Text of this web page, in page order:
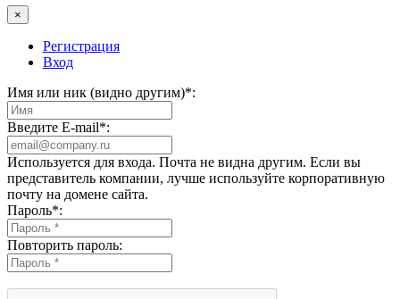
×
Регистрация
Вход
Имя или ник (видно другим)*:
Введите E-mail*:
Используется для входа. Почта не видна другим. Если вы
представитель компании, лучше используйте корпоративную
почту на домене сайта.
Пароль*:
Повторить пароль: